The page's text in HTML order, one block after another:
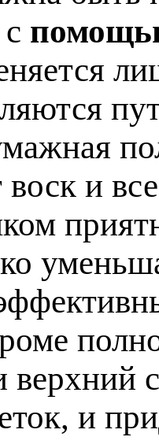
воск и
верхний
и